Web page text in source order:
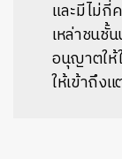
และมีไม่กี่
เหล่าชนชั้
อนุญาตให้
ให้เข้าถึง